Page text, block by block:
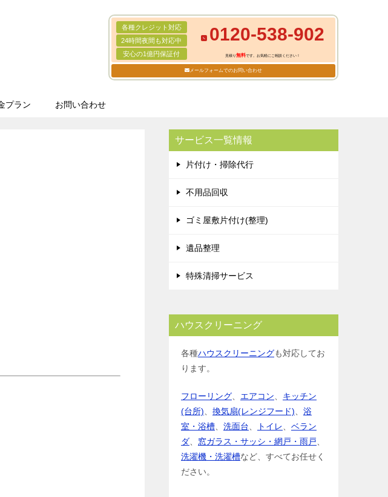
各種クレジット対応
24時間夜間も対応中
安心の1億円保証付
0120-538-902
見積り無料です。お気軽にご相談ください！
メールフォームでのお問い合わせ
プラン お問い合わせ
サービス一覧情報
片付け・掃除代行
不用品回収
ゴミ屋敷片付け(整理)
遺品整理
特殊清掃サービス
ハウスクリーニング
各種ハウスクリーニングも対応してお
ります。
フローリング エアコン
キッチン
(台所)
換気扇(レンジフード)
浴
室・浴槽
洗面台 トイレ
ベラン
ダ
窓ガラス・サッシ・網戸・雨戸
洗濯機・洗濯槽など、すべてお任せく
ださい。